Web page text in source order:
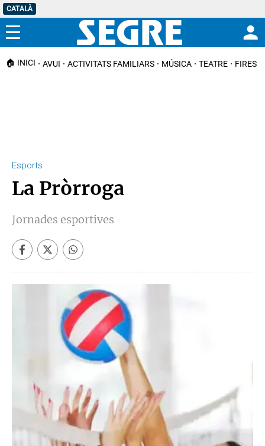
CATALÀ
Menú
🏠 INICI AVUI ACTIVITATS FAMILIARS MÚSICA TEATRE FIRES I
Esports
La Pròrroga
Jornades esportives